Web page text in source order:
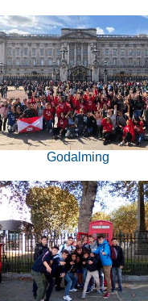
Godalming